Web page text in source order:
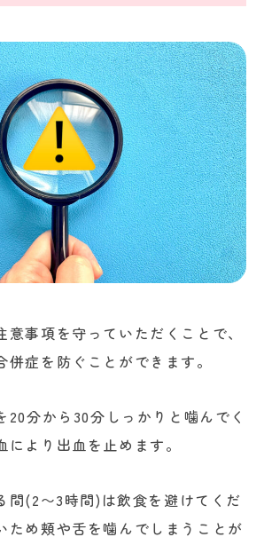
意事項を守っていただくことで、
症を防ぐことができます。
20分から30分しっかりと噛んでく
より出血を止めます。
間(2〜3時間)は飲食を避けてくだ
ため頬や舌を噛んでしまうことが